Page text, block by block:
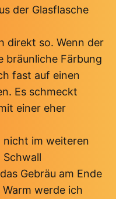
der Glasflasche
direkt so. Wenn der
bräunliche Färbung
fast auf einen
Es schmeckt
einer eher
nicht im weiteren
Schwall
Gebräu am Ende
werde ich